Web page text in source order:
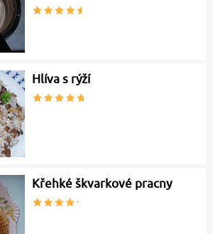
Hlíva s rýží
Křehké škvarkové pracny